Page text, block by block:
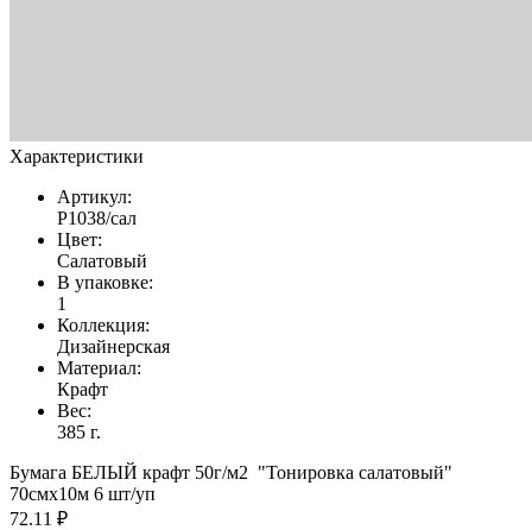
Характеристики
Артикул:
Р1038/сал
Цвет:
Салатовый
В упаковке:
1
Коллекция:
Дизайнерская
Материал:
Крафт
Вес:
385 г.
Бумага БЕЛЫЙ крафт 50г/м2 "Тонировка салатовый"
70смх10м 6 шт/уп
72.11 ₽